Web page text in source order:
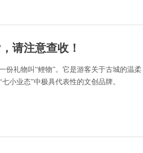
请注意查收！
份礼物叫“鲤物”。它是游客关于古城的温柔
小业态”中极具代表性的文创品牌。